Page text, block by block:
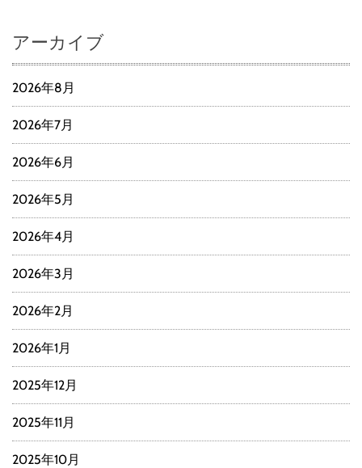
アーカイブ
2026年8月
2026年7月
2026年6月
2026年5月
2026年4月
2026年3月
2026年2月
2026年1月
2025年12月
2025年11月
2025年10月